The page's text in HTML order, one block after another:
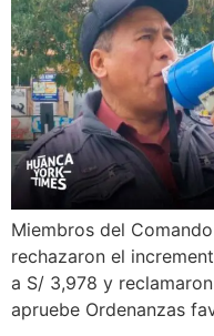
Miembros del
rechazaron el
a S/ 3,978 y
apruebe Ordenanzas